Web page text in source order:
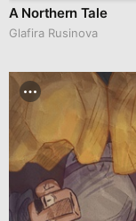
A Northern Tale
Glafira Rusinova